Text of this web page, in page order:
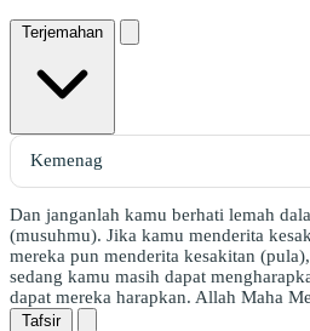
Terjemahan
Dan janganlah kamu berhati lemah
(musuhmu). Jika kamu menderita
mereka pun menderita kesakitan
sedang kamu masih dapat
dapat mereka harapkan. Allah Maha
Tafsir